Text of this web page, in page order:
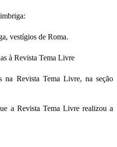
vestígios de Roma.
à Revista Tema Livre
na Revista Tema Livre, na seção
a Revista Tema Livre realizou a